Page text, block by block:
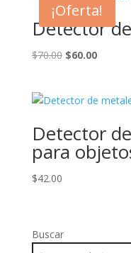
¡Oferta!
Detector
$70.00 El
era:
$60.00El
es:
Detector
para
$42.00
Buscar